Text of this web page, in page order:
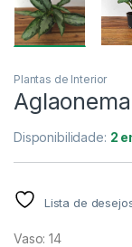
Plantas de Interior
Aglaonema
Disponibilidade: 2
Lista de
Vaso: 14